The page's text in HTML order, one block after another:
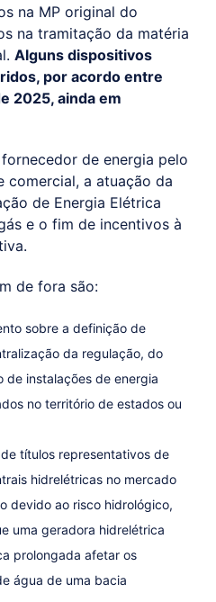
na MP original do
na tramitação da matéria
Alguns dispositivos
por acordo entre
2025, ainda em
de energia pelo
comercial, a atuação da
de Energia Elétrica
e o fim de incentivos à
de fora são:
sobre a definição de
da regulação, do
de instalações de energia
no território de estados ou
títulos representativos de
hidrelétricas no mercado
devido ao risco hidrológico,
uma geradora hidrelétrica
prolongada afetar os
água de uma bacia